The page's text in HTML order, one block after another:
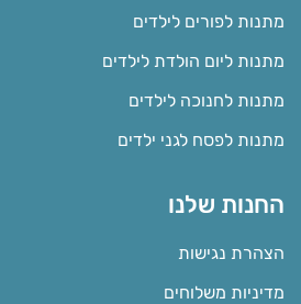
מתנות לפורים לילדים
מתנות ליום הולדת לילדים
מתנות לחנוכה לילדים
מתנות לפסח לגני ילדים
החנות שלנו
הצהרת נגישות
מדיניות משלוחים